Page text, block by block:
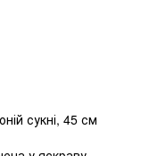
сукні, 45 см